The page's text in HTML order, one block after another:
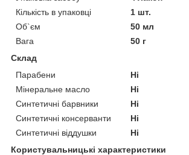
Кількість в упаковці
1 шт.
Об`єм
50 мл
Вага
50 г
Склад
Парабени
Ні
Мінеральне масло
Ні
Синтетичні барвники
Ні
Синтетичні консерванти
Ні
Синтетичні віддушки
Ні
Користувальницькі характеристики